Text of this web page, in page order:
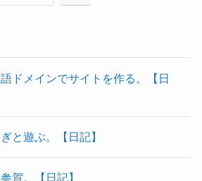
ドメインでサイトを作る。【日
と遊ぶ。【日記】
賀。【日記】